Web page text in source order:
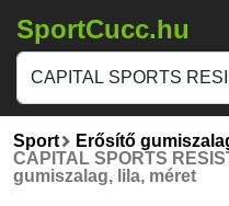
SportCucc.hu
Sport
Erősítő
CAPITAL SPORTS
gumiszalag, lila, méret